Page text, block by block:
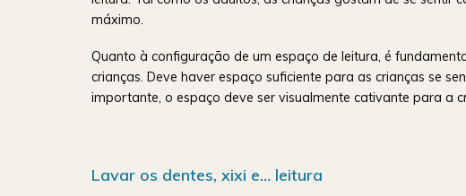
máximo.
Quanto à configuração de um espaço de leitura, é
crianças. Deve haver espaço suficiente para as crianças se
importante, o espaço deve ser visualmente cativante para a
Lavar os dentes, xixi e… leitura